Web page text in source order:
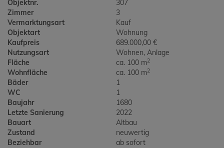
Objektnr.
307
Zimmer
3
Vermarktungsart
Kauf
Objektart
Wohnung
Kaufpreis
689.000,00 €
Nutzungsart
Wohnen Anlage
Fläche
ca. 100 m2
Wohnfläche ca. 100 m2
Bäder
1
WC
1
Baujahr
1680
Letzte Sanierung
2022
Bauart
Altbau
Zustand
neuwertig
Beziehbar
ab sofort